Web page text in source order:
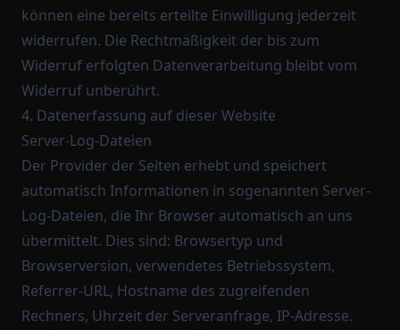
können eine bereits erteilte Einwilligung jederzeit
widerrufen. Die Rechtmäßigkeit der bis zum
Widerruf erfolgten Datenverarbeitung bleibt vom
Widerruf unberührt.
4. Datenerfassung auf dieser Website
Server-Log-Dateien
Der Provider der Seiten erhebt und speichert
automatisch Informationen in sogenannten Server-
Log-Dateien, die Ihr Browser automatisch an uns
übermittelt. Dies sind: Browsertyp und
Browserversion, verwendetes Betriebssystem,
Referrer-URL, Hostname des zugreifenden
Rechners, Uhrzeit der Serveranfrage, IP-Adresse.